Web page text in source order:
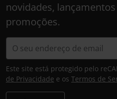
novidades,
promoções.
Este site está protegido pelo
de Privacidade e os Termos de